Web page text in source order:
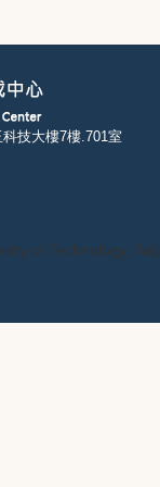
技大樓7樓.701室
of Technology,